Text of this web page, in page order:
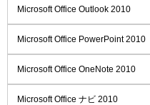
Microsoft Office Outlook 2010
Microsoft Office PowerPoint 2010
Microsoft Office OneNote 2010
Microsoft Office ナビ 2010